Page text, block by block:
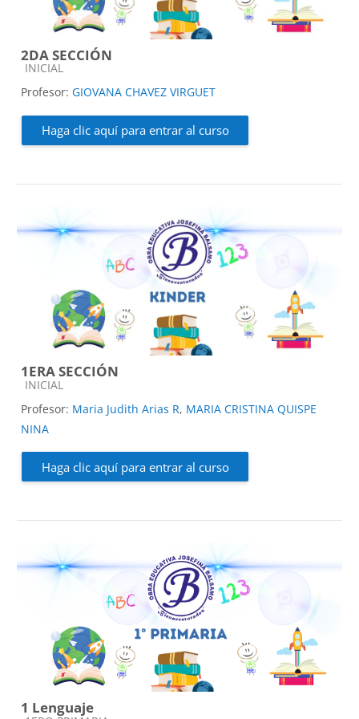
2DA SECCIÓN
Categoría de cursos
INICIAL
Profesor: GIOVANA CHAVEZ VIRGUET
Haga clic aquí para entrar al curso
1ERA SECCIÓN
Categoría de cursos
INICIAL
Profesor: Maria Judith Arias R, MARIA CRISTINA QUISPE
NINA
Haga clic aquí para entrar al curso
1 Lenguaje